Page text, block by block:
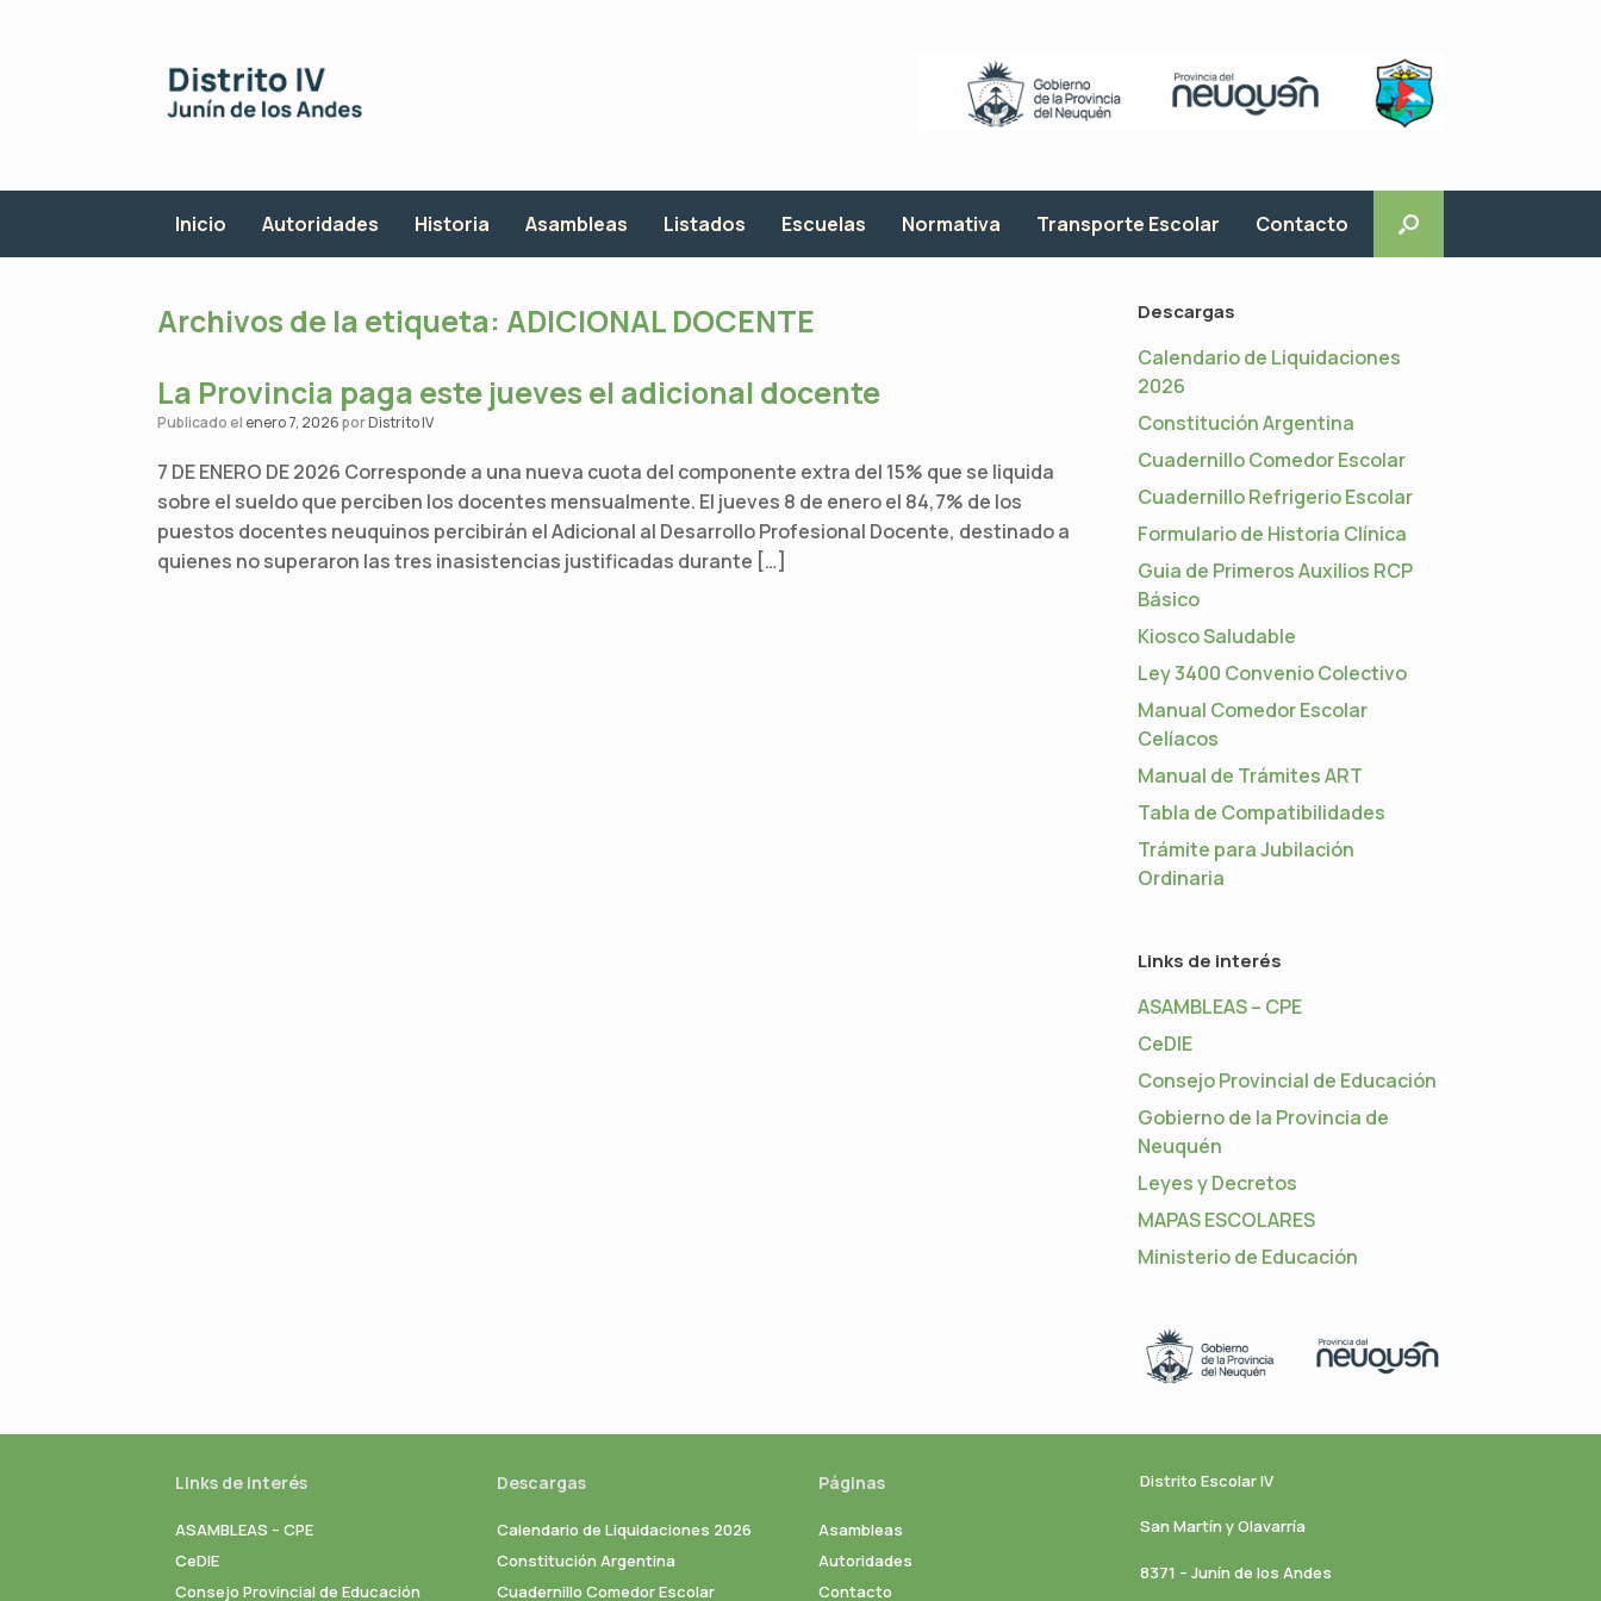
Inicio Autoridades Historia Asambleas Listados Escuelas Normativa Transporte Escolar Contacto
Archivos de la etiqueta: ADICIONAL DOCENTE
La Provincia paga este jueves el adicional docente
Publicado el enero 7, 2026porDistrito IV
7 DE ENERO DE 2026 Corresponde a una nueva cuota del componente extra del 15% que se liquida
sobre el sueldo que perciben los docentes mensualmente. El jueves 8 de enero el 84,7% de los
puestos docentes neuquinos percibirán el Adicional al Desarrollo Profesional Docente, destinado a
quienes no superaron las tres inasistencias justificadas durante […]
Descargas
Calendario de Liquidaciones
2026
Constitución Argentina
Cuadernillo Comedor Escolar
Cuadernillo Refrigerio Escolar
Formulario de Historia Clínica
Guia de Primeros Auxilios RCP
Básico
Kiosco Saludable
Ley 3400 Convenio Colectivo
Manual Comedor Escolar
Celíacos
Manual de Trámites ART
Tabla de Compatibilidades
Trámite para Jubilación
Ordinaria
Links de interés
ASAMBLEAS – CPE
CeDIE
Consejo Provincial de Educación
Gobierno de la Provincia de
Neuquén
Leyes y Decretos
MAPAS ESCOLARES
Ministerio de Educación
Links de interés
ASAMBLEAS – CPE
CeDIE
Consejo Provincial de Educación
Descargas
Calendario de Liquidaciones 2026
Constitución Argentina
Cuadernillo Comedor Escolar
Páginas
Asambleas
Autoridades
Contacto
Distrito Escolar IV
San Martín y Olavarría
8371 – Junín de los Andes